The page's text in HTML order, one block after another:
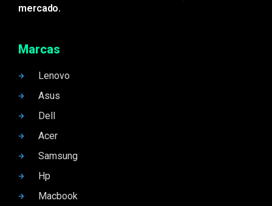
mercado.
Marcas
Lenovo
Asus
Dell
Acer
Samsung
Hp
Macbook